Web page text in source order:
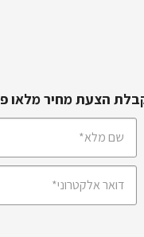
הצעת מחיר מלאו